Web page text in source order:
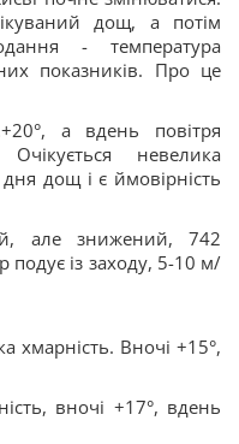
дощ, а потім
- температура
показників. Про це
а вдень повітря
невелика
дощ і є ймовірність
але знижений, 742
подує із заходу, 5-10 м/
хмарність. Вночі +15°,
вночі +17°, вдень